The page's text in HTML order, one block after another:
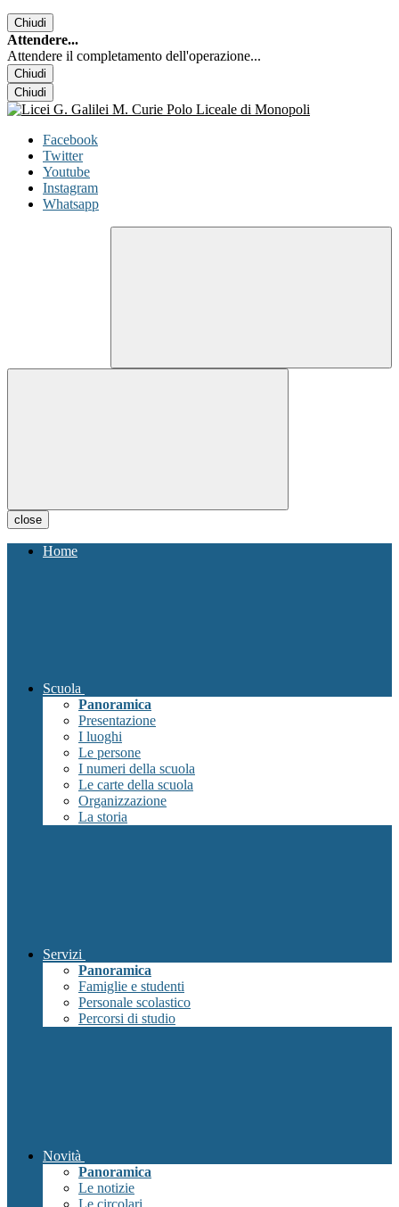
Chiudi
Attendere...
Attendere il completamento dell'operazione...
Chiudi
Chiudi
Facebook
Twitter
Youtube
Instagram
Whatsapp
close
Home
Scuola
Panoramica
Presentazione
I luoghi
Le persone
I numeri della scuola
Le carte della scuola
Organizzazione
La storia
Servizi
Panoramica
Famiglie e studenti
Personale scolastico
Percorsi di studio
Novità
Panoramica
Le notizie